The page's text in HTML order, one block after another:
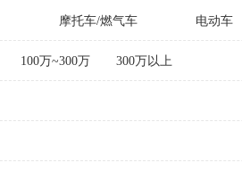
摩托车/燃气车 电动车
100万~300万 300万以上